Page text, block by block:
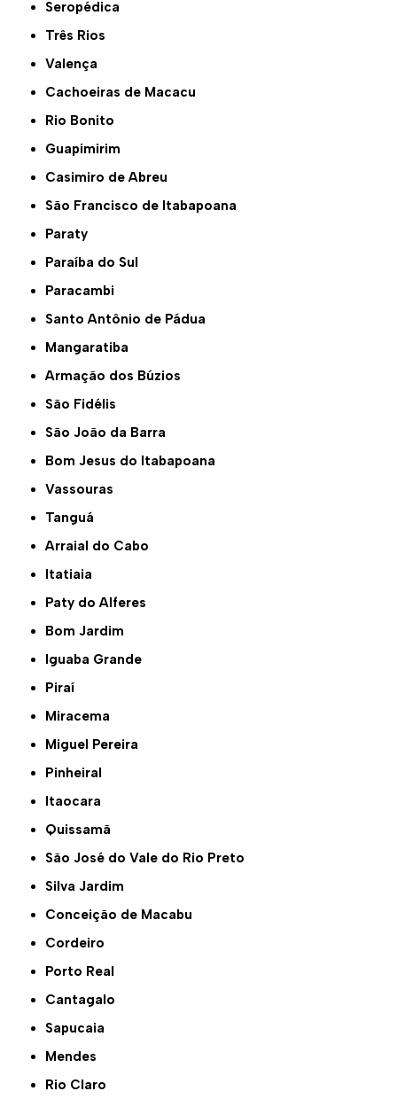
Seropédica
Três Rios
Valença
Cachoeiras de Macacu
Rio Bonito
Guapimirim
Casimiro de Abreu
São Francisco de Itabapoana
Paraty
Paraíba do Sul
Paracambi
Santo Antônio de Pádua
Mangaratiba
Armação dos Búzios
São Fidélis
São João da Barra
Bom Jesus do Itabapoana
Vassouras
Tanguá
Arraial do Cabo
Itatiaia
Paty do Alferes
Bom Jardim
Iguaba Grande
Piraí
Miracema
Miguel Pereira
Pinheiral
Itaocara
Quissamã
São José do Vale do Rio Preto
Silva Jardim
Conceição de Macabu
Cordeiro
Porto Real
Cantagalo
Sapucaia
Mendes
Rio Claro